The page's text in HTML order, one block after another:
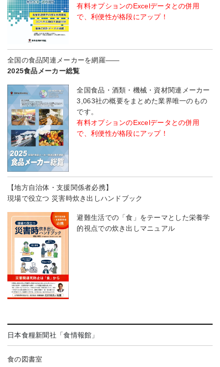
有料オプションのExcelデータとの併用
で、利便性が格段にアップ！
全国の食品関連メーカーを網羅――
2025食品メーカー総覧
全国食品・酒類・機械・資材関連メーカー
3,063社の概要をまとめた業界唯一のもの
です。
有料オプションのExcelデータとの併用
で、利便性が格段にアップ！
【地方自治体・支援関係者必携】
現場で役立つ 災害時炊き出しハンドブック
避難生活での「食」をテーマとした栄養学
的視点での炊き出しマニュアル
日本食糧新聞社「食情報館」
食の図書室